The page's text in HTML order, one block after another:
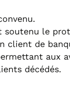
soutenu le
client de
aux
décédés.